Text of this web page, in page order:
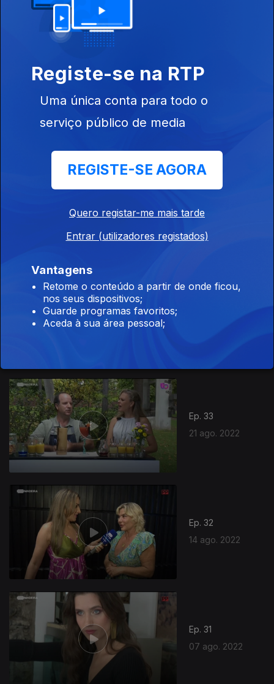
Ep. 36
04 set. 2022
Ep. 33
21 ago. 2022
Ep. 32
14 ago. 2022
Ep. 31
07 ago. 2022
Registe-se na RTP
Uma única conta para todo o
serviço público de media
REGISTE-SE AGORA
Quero registar-me mais tarde
Entrar (utilizadores registados)
Vantagens
Retome o conteúdo a partir de onde ficou,
nos seus dispositivos;
Guarde programas favoritos;
Aceda à sua área pessoal;